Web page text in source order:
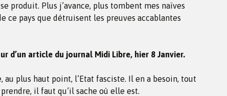
produit. Plus j’avance, plus tombent mes naïves
ce pays que détruisent les preuves accablantes
d’un article du journal Midi Libre, hier 8 Janvier.
plus haut point, l’Etat fasciste. Il en a besoin, tout
il faut qu’il sache où elle est.